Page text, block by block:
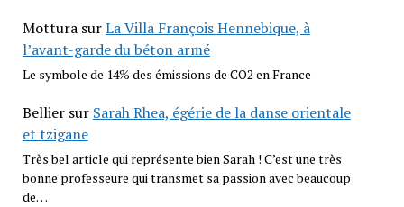
MotturasurLa Villa François Hennebique, à
l’avant-garde du béton armé
Le symbole de 14% des émissions de CO2 en France
Belliersur Sarah Rhea, égérie de la danse orientale
et tzigane
Très bel article qui représente bien Sarah ! C’est une très
bonne professeure qui transmet sa passion avec beaucoup
de…